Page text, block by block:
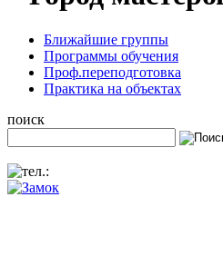
Ближайшие группы
Программы обучения
Проф.переподготовка
Практика на объектах
поиск